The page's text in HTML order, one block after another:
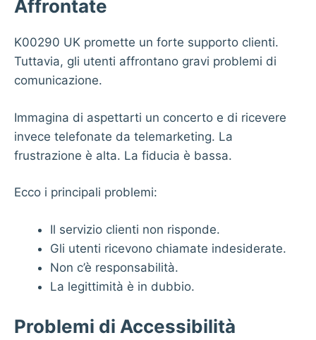
Affrontate
K00290 UK promette un forte supporto clienti.
Tuttavia, gli utenti affrontano gravi problemi di
comunicazione.
Immagina di aspettarti un concerto e di ricevere
invece telefonate da telemarketing. La
frustrazione è alta. La fiducia è bassa.
Ecco i principali problemi:
Il servizio clienti non risponde.
Gli utenti ricevono chiamate indesiderate.
Non c’è responsabilità.
La legittimità è in dubbio.
Problemi di Accessibilità